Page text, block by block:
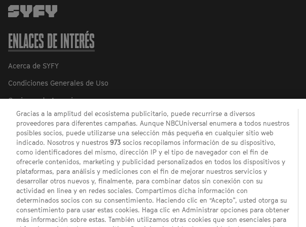
ENLACES DE INTERÉS
Acerca de SYFY
Condiciones Generales de Uso
Opciones de Anuncios
Política de privacidad
Gracias a la amplitud del ecosistema publicitario, puede recurrirse a diversos
proveedores para diferentes campañas. Aunque NBCUniversal enumera a todos nuestros
posibles socios, puede utilizarse una selección más pequeña en cualquier sitio web
indicado. Nosotros y nuestros 973 socios recopilamos información de su dispositivo,
como identificadores del mismo, dirección IP y el tipo de navegador con el fin de
ofrecerle contenidos, marketing y publicidad personalizados en todos los dispositivos y
plataformas, para análisis y mediciones con el fin de mejorar nuestros servicios y
desarrollar otros nuevos y, finalmente, para combinar datos sin conexión con su
actividad en línea y en redes sociales. Compartimos dicha información con
determinados socios con su consentimiento. Haciendo clic en “Acepto”, usted otorga su
consentimiento para usar estas cookies. Haga clic en Administrar opciones para obtener
más información sobre estas. También utilizamos otras cookies que son esenciales para